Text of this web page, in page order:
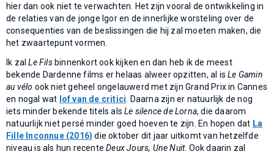
hier dan ook niet te verwachten. Het zijn vooral de ontwikkeling in
de relaties van de jonge Igor en de innerlijke worsteling over de
consequenties van de beslissingen die hij zal moeten maken, die
het zwaartepunt vormen.
Ik zal Le Filsbinnenkort ook kijken en dan heb ik de meest
bekende Dardenne films er helaas alweer opzitten, al isLe Gamin
au vélo ook niet geheel ongelauwerd met zijn Grand Prix in Cannes
en nogal wat lof van de critici . Daarna zijn er natuurlijk de nog
iets minder bekende titels alsLe silence de Lorna, die daarom
natuurlijk niet persé minder goed hoeven te zijn. En hopen dat La
Fille Inconnue (2016) die oktober dit jaar uitkomt van hetzelfde
niveau is als hun recenteDeux Jours, Une Nuit. Ook daarin zal